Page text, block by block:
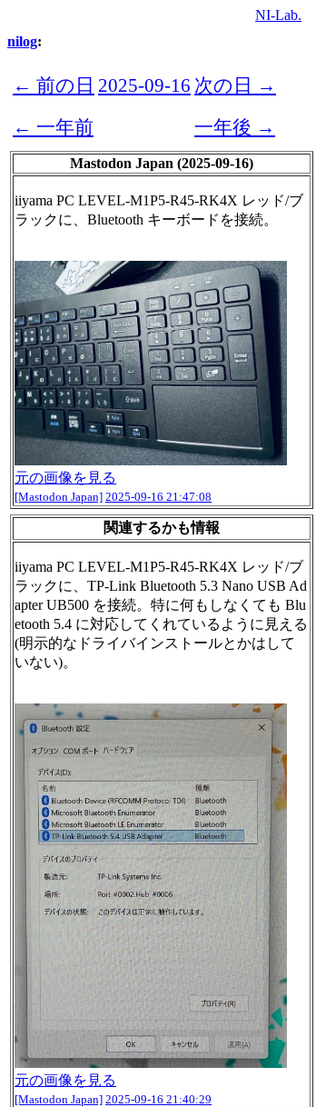
NI-Lab.
nilog:
← 前の日 2025-09-16 次の日 →
← 一年前
一年後 →
Mastodon Japan (2025-09-16)
iiyama PC LEVEL-M1P5-R45-RK4X レッド/ブ
ラックに、Bluetooth キーボードを接続。
元の画像を見る
[Mastodon Japan] 2025-09-16 21:47:08
関連するかも情報
iiyama PC LEVEL-M1P5-R45-RK4X レッド/ブ
ラックに、TP-Link Bluetooth 5.3 Nano USB Ad
apter UB500 を接続。特に何もしなくても Blu
etooth 5.4 に対応してくれているように見える
(明示的なドライバインストールとかはして
いない)。
元の画像を見る
[Mastodon Japan] 2025-09-16 21:40:29